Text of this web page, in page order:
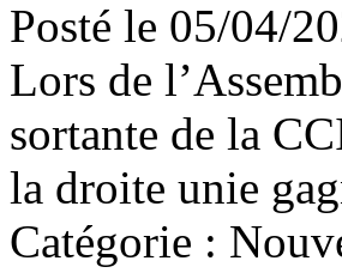
Posté le 05/04/
Lors de
sortante de la
la droite unie
Catégorie :